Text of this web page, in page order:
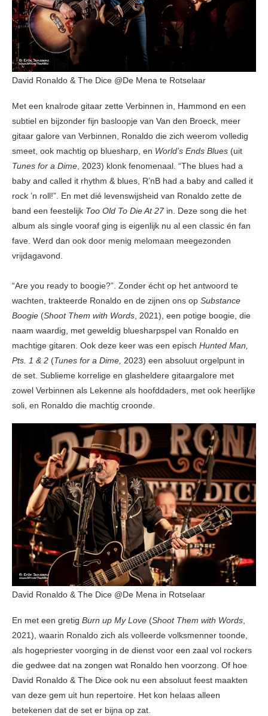
David Ronaldo & The Dice @De Mena te Rotselaar
Met een knalrode gitaar zette Verbinnen in, Hammond en een
subtiel en bijzonder fijn basloopje van Van den Broeck, meer
gitaar galore van Verbinnen, Ronaldo die zich weerom volledig
smeet, ook machtig op bluesharp, en World’s Ends Blues (uit
Tunes for a Dime, 2023) klonk fenomenaal. “The blues had a
baby and called it rhythm & blues, R’nB had a baby and called it
rock ’n roll!”. En met dié levenswijsheid van Ronaldo zette de
band een feestelijk Too Old To Die At 27in. Deze song die het
album als single vooraf ging is eigenlijk nu al een classic én fan
fave. Werd dan ook door menig melomaan meegezonden
vrijdagavond.
“Are you ready to boogie?”. Zonder écht op het antwoord te
wachten, trakteerde Ronaldo en de zijnen ons op Substance
Boogie (Shoot Them with Words, 2021), een potige boogie, die
naam waardig, met geweldig bluesharpspel van Ronaldo en
machtige gitaren. Ook deze keer was een episch Hunted Man,
Pts. 1 & 2 (Tunes for a Dime, 2023) een absoluut orgelpunt in
de set. Sublieme korrelige en glasheldere gitaargalore met
zowel Verbinnen als Lekenne als hoofddaders, met ook heerlijke
soli, en Ronaldo die machtig croonde.
David Ronaldo & The Dice @De Mena in Rotselaar
En met een gretig Burn up My Love (Shoot Them with Words,
2021), waarin Ronaldo zich als volleerde volksmenner toonde,
als hogepriester voorging in de dienst voor een zaal vol rockers
die gedwee dat na zongen wat Ronaldo hen voorzong. Of hoe
David Ronaldo & The Dice ook nu een absoluut feest maakten
van deze gem uit hun repertoire. Het kon helaas alleen
betekenen dat de set er bijna op zat.